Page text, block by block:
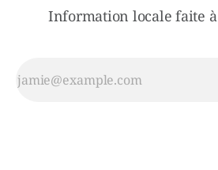
Information locale faite à